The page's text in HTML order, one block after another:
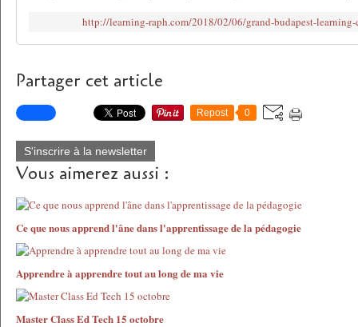
http://learning-raph.com/2018/02/06/grand-budapest-learning-
Partager cet article
Repost 0
S'inscrire à la newsletter
Vous aimerez aussi :
Ce que nous apprend l'âne dans l'apprentissage de la pédagogie
Apprendre à apprendre tout au long de ma vie
Master Class Ed Tech 15 octobre